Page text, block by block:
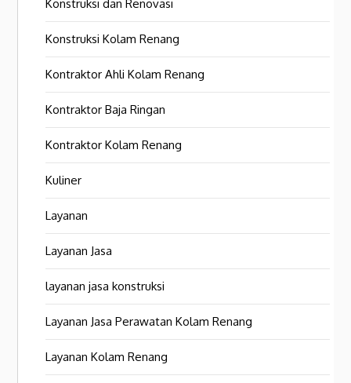
Konstruksi dan Renovasi
Konstruksi Kolam Renang
Kontraktor Ahli Kolam Renang
Kontraktor Baja Ringan
Kontraktor Kolam Renang
Kuliner
Layanan
Layanan Jasa
layanan jasa konstruksi
Layanan Jasa Perawatan Kolam Renang
Layanan Kolam Renang